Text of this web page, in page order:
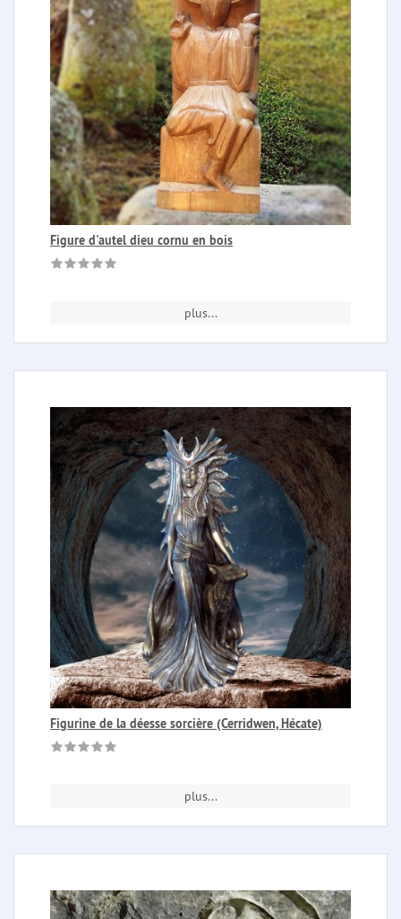
Figure d'autel dieu cornu en bois
plus...
Figurine de la déesse sorcière (Cerridwen, Hécate)
plus...